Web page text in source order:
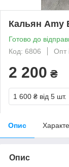
Кальян Amy
Готово до
Код: 6806
Опт
2 200 ₴
1 600 ₴ від 5 шт.
Опис
Опис